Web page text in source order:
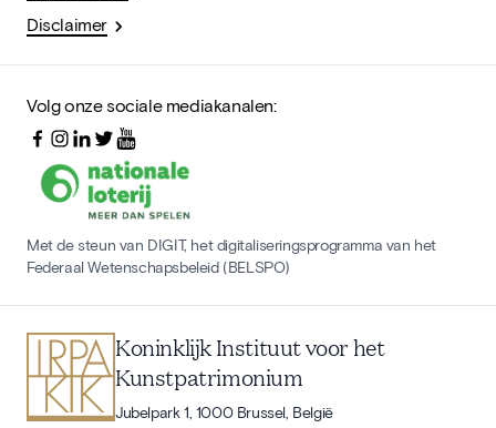
Disclaimer
Volg onze sociale mediakanalen:
Met de steun van DIGIT, het digitaliseringsprogramma van het
Federaal Wetenschapsbeleid (BELSPO)
Koninklijk Instituut voor het
Kunstpatrimonium
Jubelpark 1, 1000 Brussel, België